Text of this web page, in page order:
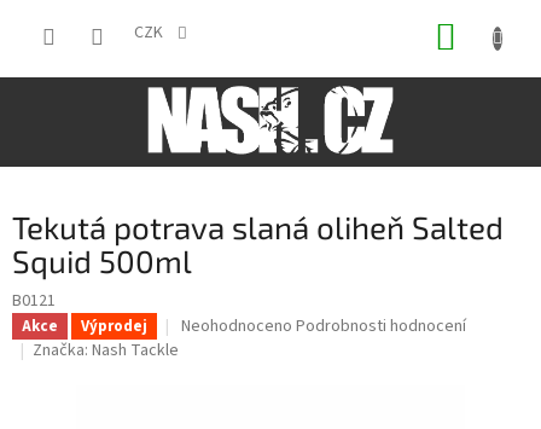
CZK
Tekutá potrava slaná oliheň Salted
Squid 500ml
B0121
Akce Výprodej
Průměrné
Neohodnoceno Podrobnosti hodnocení
Značka: Nash Tackle